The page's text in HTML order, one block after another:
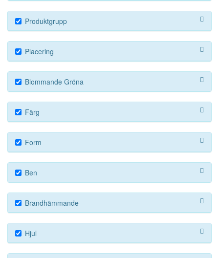
Produktgrupp
Placering
Blommande Gröna
Färg
Form
Ben
Brandhämmande
Hjul